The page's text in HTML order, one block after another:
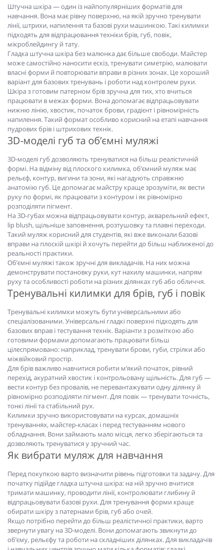
Штучна шкіра — один із найпопулярніших форматів для
навчання. Вона має рівну поверхню, на якій зручно тренувати
лінії, штрихи, напилення та базові рухи машинкою. Такі килимки
підходять для відпрацювання техніки брів, губ, повік,
мікроблейдингу й тату.
Гладка штучна шкіра без малюнка дає більше свободи. Майстер
може самостійно наносити ескіз, тренувати симетрію, малювати
власні форми й повторювати вправи в різних зонах. Це хороший
варіант для базових тренувань і роботи над контролем руки.
Шкіра з готовим патерном брів зручна для тих, хто вчиться
працювати в межах форми. Вона допомагає відпрацьовувати
нижню лінію, хвостик, початок брови, градієнт і рівномірність
напилення. Такий формат особливо корисний на етапі навчання
пудрових брів і штрихових технік.
3D-моделі губ та об’ємні муляжі
3D-моделі губ дозволяють тренуватися на більш реалістичній
формі. На відміну від плоского килимка, об’ємний муляж має
рельєф, контур, вигини та зони, які нагадують справжню
анатомію губ. Це допомагає майстру краще зрозуміти, як вести
руку по формі, як працювати з контуром і як рівномірно
розподіляти пігмент.
На 3D-губах можна відпрацьовувати контур, акварельний ефект,
lip blush, щільніше заповнення, розтушовку та плавні переходи.
Такий муляж корисний для студентів, які вже виконали базові
вправи на плоскій шкірі й хочуть перейти до більш наближеної до
реальності практики.
Об’ємні муляжі також зручні для викладачів. На них можна
демонструвати постановку руки, кут нахилу машинки, напрям
руху та особливості роботи на різних ділянках губ або обличчя.
Тренувальні килимки для брів, губ і повік
Тренувальні килимки можуть бути універсальними або
спеціалізованими. Універсальні гладкі поверхні підходять для
базових вправ і тестування технік. Варіанти з розміткою або
готовими формами допомагають працювати більш
цілеспрямовано: наприклад, тренувати брови, губи, стрілки або
міжвійковий простір.
Для брів важливо навчитися робити м’який початок, рівний
перехід, акуратний хвостик і контрольовану щільність. Для губ —
вести контур без провалів, не перевантажувати одну ділянку й
рівномірно розподіляти пігмент. Для повік — тренувати точність,
тонкі лінії та стабільний рух.
Килимки зручно використовувати на курсах, домашніх
тренуваннях, майстер-класах і перед тестуванням нового
обладнання. Вони займають мало місця, легко зберігаються та
дозволяють тренуватися у зручний час.
Як вибрати муляж для навчання
Перед покупкою варто визначити рівень підготовки та задачу. Для
початку підійде гладка штучна шкіра: на ній зручно вчитися
тримати машинку, проводити лінії, контролювати глибину й
відпрацьовувати базові рухи. Для тренування форми краще
обирати шкіру з патернами брів, губ або очей.
Якщо потрібно перейти до більш реалістичної практики, варто
звернути увагу на 3D-моделі. Вони допомагають звикнути до
об’єму, рельєфу та роботи на складніших ділянках. Для викладачів